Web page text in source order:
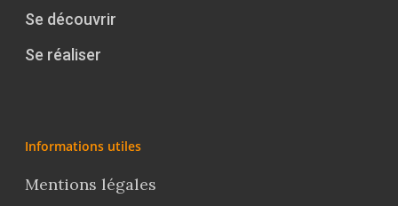
Se découvrir
Se réaliser
Informations utiles
Mentions légales